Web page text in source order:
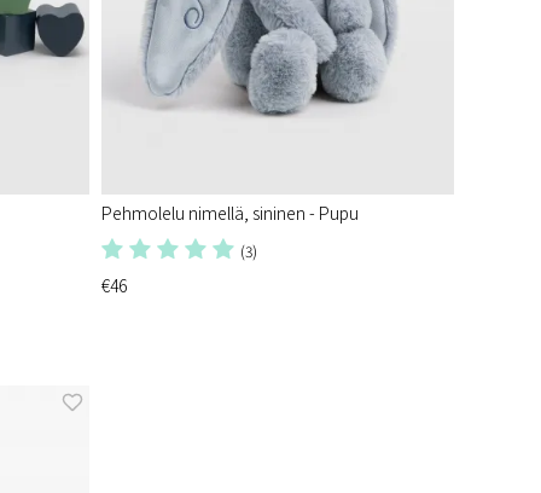
Pehmolelu nimellä, sininen - Pupu
(3)
€46